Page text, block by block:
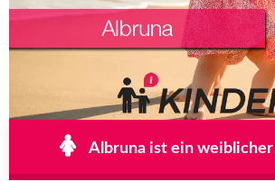
Albruna ist ein weiblicher